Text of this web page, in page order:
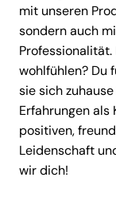
mit unseren
sondern auch
wohlfühlen? Du
sie sich
Erfahrungen als
positiven,
Leidenschaft
wir dich!